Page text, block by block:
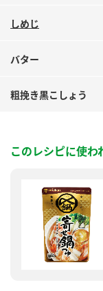
業務用サイト
しめじ
バター
粗挽き黒こしょう
このレシピに使わ